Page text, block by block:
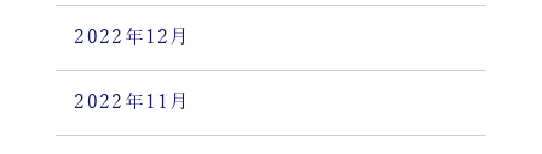
2022年12月
2022年11月